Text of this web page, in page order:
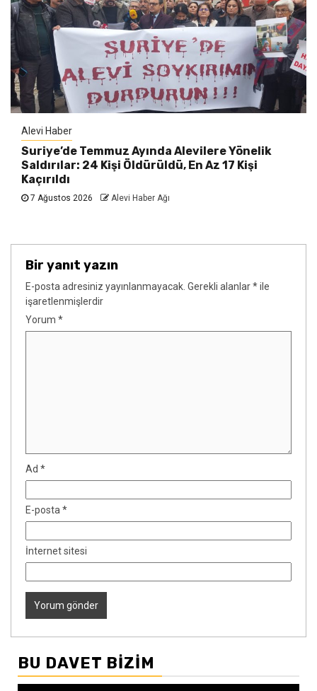
Alevi Haber
Suriye’de Temmuz Ayında Alevilere Yönelik
Saldırılar: 24 Kişi Öldürüldü, En Az 17 Kişi
Kaçırıldı
7 Ağustos 2026 Alevi Haber Ağı
Bir yanıt yazın
E-posta adresiniz yayınlanmayacak. Gerekli alanlar*ile
işaretlenmişlerdir
Yorum *
Ad *
E-posta*
İnternet sitesi
BU DAVET BIZIM